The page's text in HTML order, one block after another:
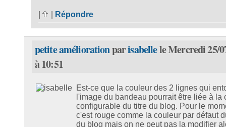
Répondre
petite améliorationparisabellele Mercredi 25/
à 10:51
Est-ce que la couleur des 2 lignes qui
l'image du bandeau pourrait être liée à la
configurable du titre du blog. Pour le
c'est rouge comme la couleur par défaut
du blog mais on ne peut pas la modifier